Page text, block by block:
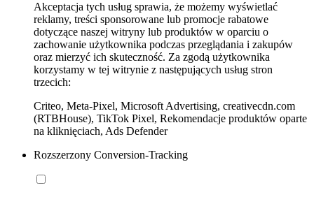
Akceptacja tych usług sprawia, że możemy wyświetlać
reklamy, treści sponsorowane lub promocje rabatowe
dotyczące naszej witryny lub produktów w oparciu o
zachowanie użytkownika podczas przeglądania i zakupów
oraz mierzyć ich skuteczność. Za zgodą użytkownika
korzystamy w tej witrynie z następujących usług stron
trzecich:
Criteo, Meta-Pixel, Microsoft Advertising, creativecdn.com
(RTBHouse), TikTok Pixel, Rekomendacje produktów oparte
na kliknięciach, Ads Defender
Rozszerzony Conversion-Tracking